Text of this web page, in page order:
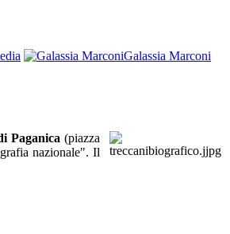
Galassia Marconi
Paganica (piazza
nazionale". Il